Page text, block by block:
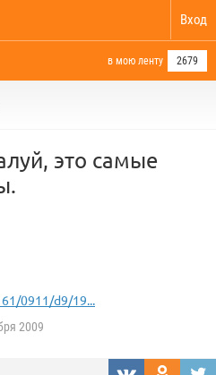
Вход
в мою ленту 2679
это самые
0911/d9/19...
2009